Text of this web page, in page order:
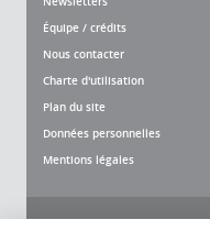
Équipe / crédits
Nous contacter
Charte d'utilisation
Plan du site
Données personnelles
Mentions légales